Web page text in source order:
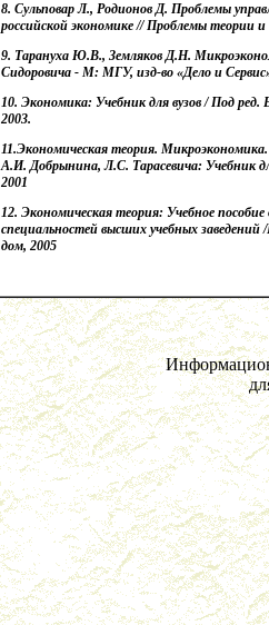
8. Сульповар Л., Родионов Д. Проблемы
российской экономике // Проблемы теории
9. Тарануха Ю.В., Земляков Д.Н.
Сидоровича - М: МГУ, изд-во «Дело и
10. Экономика: Учебник для вузов / Под
2003.
11.Экономическая теория.
А.И. Добрынина, Л.С. Тарасевича: Учебник
2001
12. Экономическая теория: Учебное
специальностей высших учебных
дом, 2005